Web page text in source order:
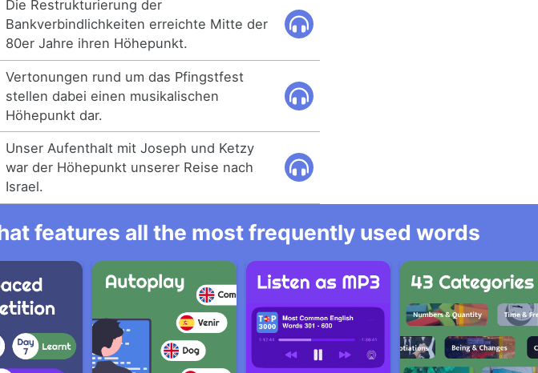
Die Restrukturierung der
Bankverbindlichkeiten erreichte Mitte der
80er Jahre ihren Höhepunkt.
Vertonungen rund um das Pfingstfest
stellen dabei einen musikalischen
Höhepunkt dar.
Unser Aufenthalt mit Joseph und Ketzy
war der Höhepunkt unserer Reise nach
Israel.
features all the most frequently used words